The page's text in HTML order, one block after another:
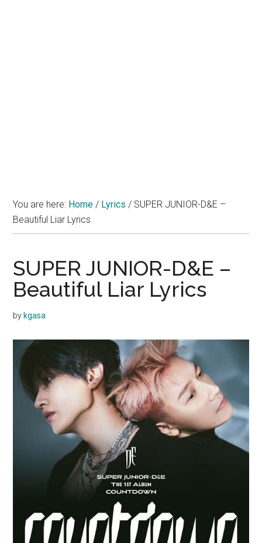
You are here: Home / Lyrics / SUPER JUNIOR-D&E –
Beautiful Liar Lyrics
SUPER JUNIOR-D&E –
Beautiful Liar Lyrics
by kgasa